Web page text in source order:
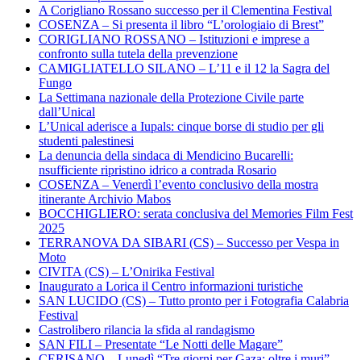
A Corigliano Rossano successo per il Clementina Festival
COSENZA – Si presenta il libro “L’orologiaio di Brest”
CORIGLIANO ROSSANO – Istituzioni e imprese a
confronto sulla tutela della prevenzione
CAMIGLIATELLO SILANO – L’11 e il 12 la Sagra del
Fungo
La Settimana nazionale della Protezione Civile parte
dall’Unical
L’Unical aderisce a Iupals: cinque borse di studio per gli
studenti palestinesi
La denuncia della sindaca di Mendicino Bucarelli:
nsufficiente ripristino idrico a contrada Rosario
COSENZA – Venerdì l’evento conclusivo della mostra
itinerante Archivio Mabos
BOCCHIGLIERO: serata conclusiva del Memories Film Fest
2025
TERRANOVA DA SIBARI (CS) – Successo per Vespa in
Moto
CIVITA (CS) – L’Onirika Festival
Inaugurato a Lorica il Centro informazioni turistiche
SAN LUCIDO (CS) – Tutto pronto per i Fotografia Calabria
Festival
Castrolibero rilancia la sfida al randagismo
SAN FILI – Presentate “Le Notti delle Magare”